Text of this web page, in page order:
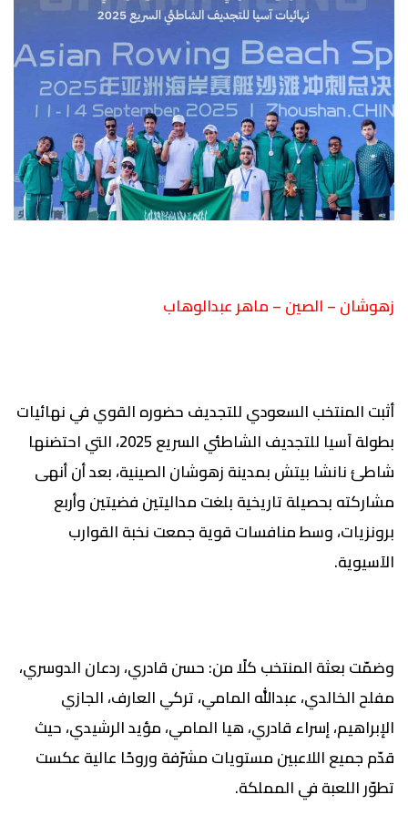
زهوشان – الصين – ماهر عبدالوهاب
أثبت المنتخب السعودي للتجديف حضوره القوي في نهائيات
بطولة آسيا للتجديف الشاطئي السريع 2025، التي احتضنها
شاطئ نانشا بيتش بمدينة زهوشان الصينية، بعد أن أنهى
مشاركته بحصيلة تاريخية بلغت مداليتين فضيتين وأربع
برونزيات، وسط منافسات قوية جمعت نخبة القوارب
الآسيوية.
وضمّت بعثة المنتخب كلًا من: حسن قادري، ردعان الدوسري،
مفلح الخالدي، عبدالله المامي، تركي العارف، الجازي
الإبراهيم، إسراء قادري، هيا المامي، مؤيد الرشيدي، حيث
قدّم جميع اللاعبين مستويات مشرّفة وروحًا عالية عكست
تطوّر اللعبة في المملكة.